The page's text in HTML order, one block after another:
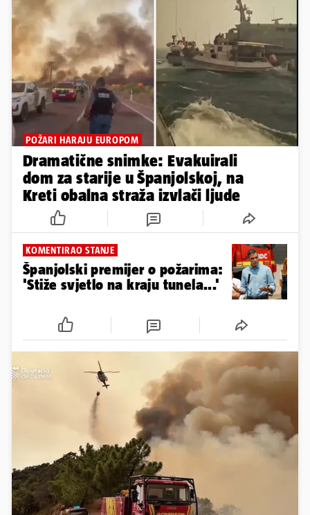
POŽARI HARAJU EUROPOM
Dramatične snimke: Evakuirali
dom za starije u Španjolskoj, na
Kreti obalna straža izvlači ljude
KOMENTIRAO STANJE
Španjolski premijer o požarima:
'Stiže svjetlo na kraju tunela...'